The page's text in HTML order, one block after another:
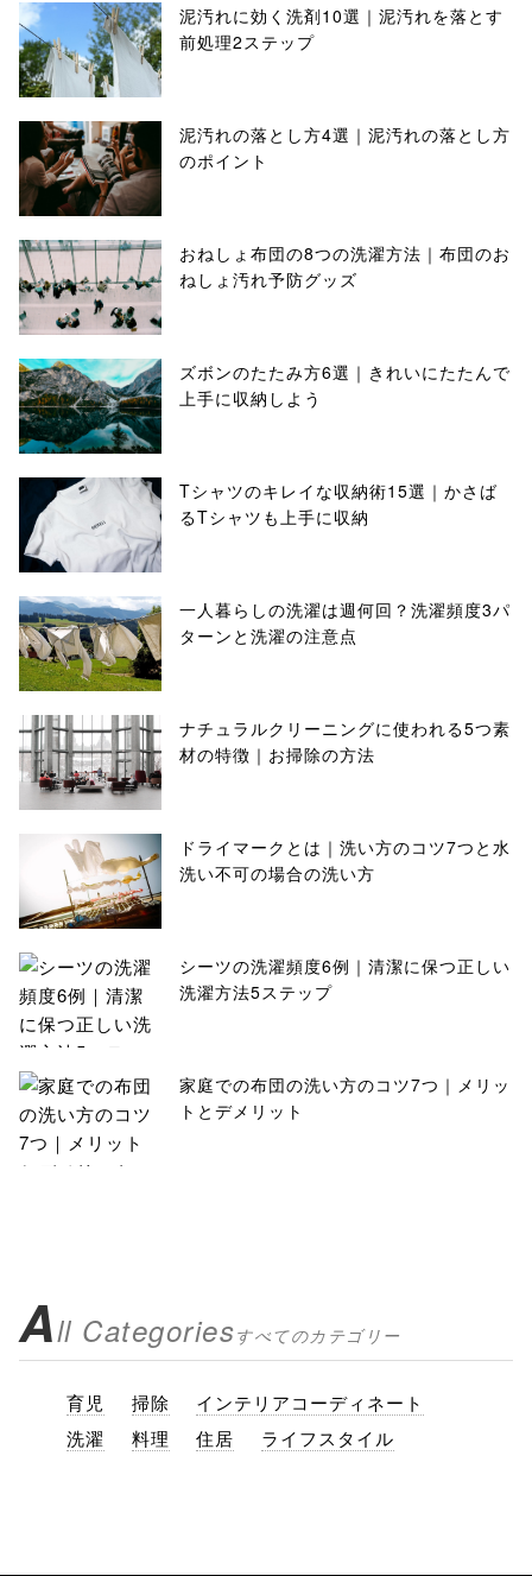
泥汚れに効く洗剤10選｜泥汚れを落とす
前処理2ステップ
泥汚れの落とし方4選｜泥汚れの落とし方
のポイント
おねしょ布団の8つの洗濯方法｜布団のお
ねしょ汚れ予防グッズ
ズボンのたたみ方6選｜きれいにたたんで
上手に収納しよう
Tシャツのキレイな収納術15選｜かさば
るTシャツも上手に収納
一人暮らしの洗濯は週何回？洗濯頻度3パ
ターンと洗濯の注意点
ナチュラルクリーニングに使われる5つ素
材の特徴｜お掃除の方法
ドライマークとは｜洗い方のコツ7つと水
洗い不可の場合の洗い方
シーツの洗濯頻度6例｜清潔に保つ正しい
洗濯方法5ステップ
家庭での布団の洗い方のコツ7つ｜メリッ
トとデメリット
All Categoriesすべてのカテゴリー
育児 掃除
インテリアコーディネート
洗濯
料理 住居 ライフスタイル